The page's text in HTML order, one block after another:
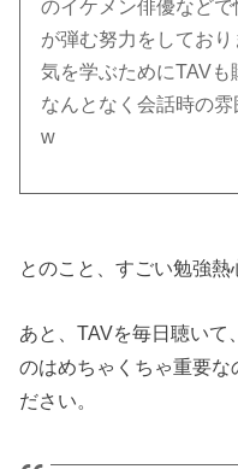
のイケメン俳優など
が弾む努力をしてお
気を学ぶためにTAV
なんとなく会話時の雰
w
とのこと、すごい勉強熱
あと、TAVを毎日聴いて
のはめちゃくちゃ重要な
ださい。